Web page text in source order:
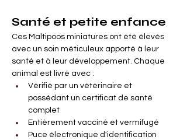
Santé et petite enfance
Ces Maltipoos miniatures ont été élevés
avec un soin méticuleux apporté à leur
santé et à leur développement. Chaque
animal est livré avec :
Vérifié par un vétérinaire et
possédant un certificat de santé
complet
Entièrement vacciné et vermifugé
Puce électronique d'identification